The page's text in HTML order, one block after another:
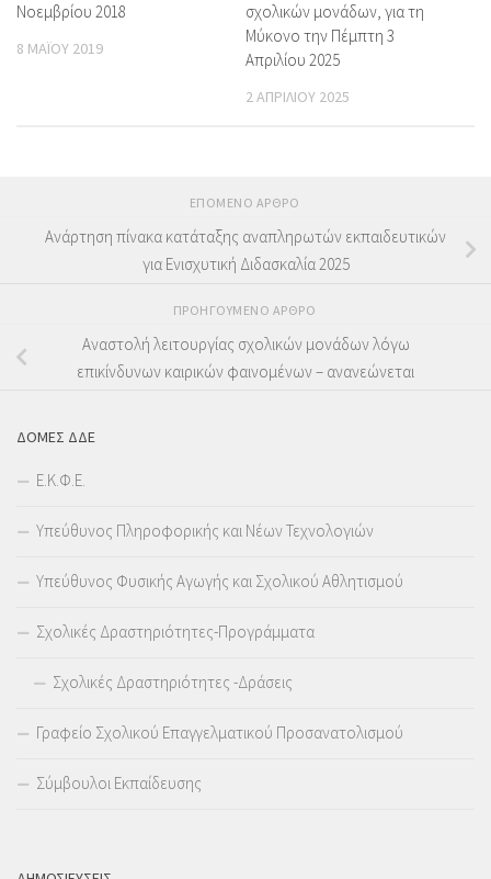
Νοεμβρίου 2018
8 ΜΑΪ́ΟΥ 2019
σχολικών μονάδων, για τη
Μύκονο την Πέμπτη 3
Απριλίου 2025
2 ΑΠΡΙΛΊΟΥ 2025
ΕΠΌΜΕΝΟ ΆΡΘΡΟ
Ανάρτηση πίνακα κατάταξης αναπληρωτών εκπαιδευτικών
για Ενισχυτική Διδασκαλία 2025
ΠΡΟΗΓΟΎΜΕΝΟ ΆΡΘΡΟ
Αναστολή λειτουργίας σχολικών μονάδων λόγω
επικίνδυνων καιρικών φαινομένων – ανανεώνεται
ΔΟΜΕΣ ΔΔΕ
Ε.Κ.Φ.Ε.
Υπεύθυνος Πληροφορικής και Νέων Τεχνολογιών
Υπεύθυνος Φυσικής Αγωγής και Σχολικού Αθλητισμού
Σχολικές Δραστηριότητες-Προγράμματα
Σχολικές Δραστηριότητες -Δράσεις
Γραφείο Σχολικού Επαγγελματικού Προσανατολισμού
Σύμβουλοι Εκπαίδευσης